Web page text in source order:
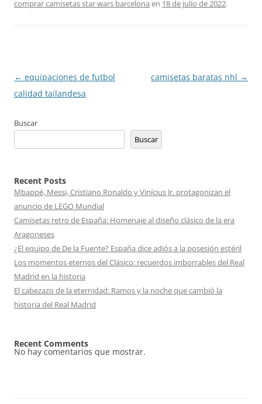
comprar camisetas star wars barcelona en 18 de julio de 2022.
Navegación
de
← equipaciones de futbol
calidad tailandesa
camisetas baratas nhl →
Buscar
Buscar
Recent Posts
Mbappé, Messi, Cristiano Ronaldo y Vinícius Jr. protagonizan el
anuncio de LEGO Mundial
Camisetas retro de España: Homenaje al diseño clásico de la era
Aragoneses
¿El equipo de De la Fuente? España dice adiós a la posesión estéril
Los momentos eternos del Clásico: recuerdos imborrables del Real
Madrid en la historia
El cabezazo de la eternidad: Ramos y la noche que cambió la
historia del Real Madrid
Recent Comments
No hay comentarios que mostrar.